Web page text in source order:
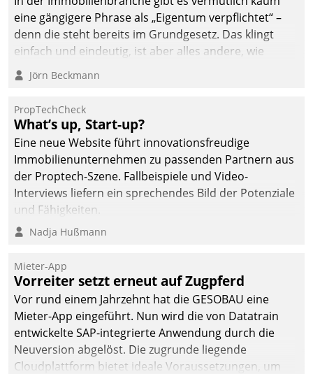
eine gängigere Phrase als „Eigentum verpflichtet“ –
denn die steht bereits im Grundgesetz. Das klingt
einfach und eindeutig, ist aber alles andere, wie
Branchenbeschäftigte wissen. Denn mit der
Verantwortung folgen Verpflichtungen.
Jörn Beckmann
PropTechCheck
What’s up, Start-up?
Eine neue Website führt innovationsfreudige
Immobilienunternehmen zu passenden Partnern aus
der Proptech-Szene. Fallbeispiele und Video-
Interviews liefern ein sprechendes Bild der Potenziale
und Fähigkeiten.
Nadja Hußmann
Mieter-App
Vorreiter setzt erneut auf Zugpferd
Vor rund einem Jahrzehnt hat die GESOBAU eine
Mieter-App eingeführt. Nun wird die von Datatrain
entwickelte SAP-integrierte Anwendung durch die
Neuversion abgelöst. Die zugrunde liegende
Cloudplattform bietet ideale Voraussetzungen, um